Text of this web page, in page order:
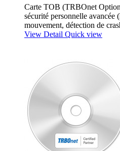
Carte TOB (TRBOnet
sécurité personnelle avancée
mouvement, détection de
View Detail Quick view